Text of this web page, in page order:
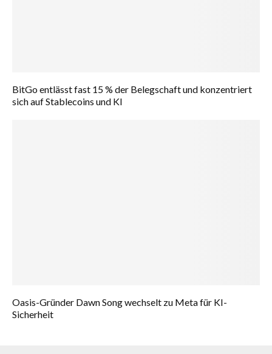
BitGo entlässt fast 15 % der Belegschaft und konzentriert
sich auf Stablecoins und KI
Oasis-Gründer Dawn Song wechselt zu Meta für KI-
Sicherheit